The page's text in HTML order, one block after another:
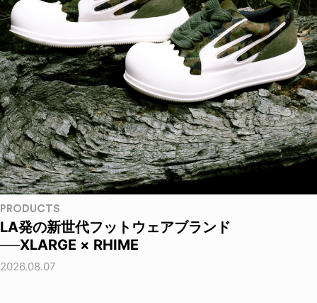
PRODUCTS
LA発の新世代フットウェアブランド
──XLARGE × RHIME
2026.08.07